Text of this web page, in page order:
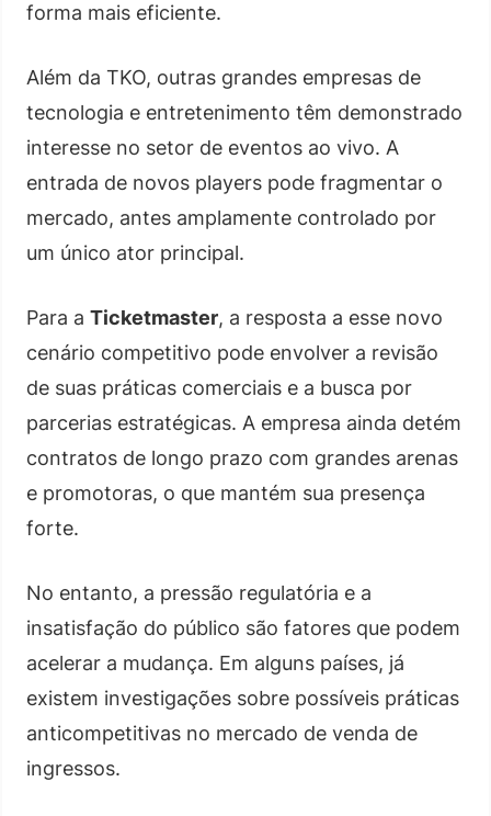
forma mais eficiente.
Além da TKO, outras grandes empresas de
tecnologia e entretenimento têm demonstrado
interesse no setor de eventos ao vivo. A
entrada de novos players pode fragmentar o
mercado, antes amplamente controlado por
um único ator principal.
Para a Ticketmaster, a resposta a esse novo
cenário competitivo pode envolver a revisão
de suas práticas comerciais e a busca por
parcerias estratégicas. A empresa ainda detém
contratos de longo prazo com grandes arenas
e promotoras, o que mantém sua presença
forte.
No entanto, a pressão regulatória e a
insatisfação do público são fatores que podem
acelerar a mudança. Em alguns países, já
existem investigações sobre possíveis práticas
anticompetitivas no mercado de venda de
ingressos.